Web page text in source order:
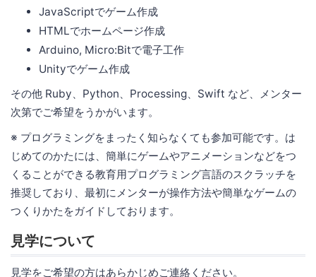
JavaScriptでゲーム作成
HTMLでホームページ作成
Arduino, Micro:Bitで電子工作
Unityでゲーム作成
その他 Ruby、Python、Processing、Swift など、メンター
次第でご希望をうかがいます。
※ プログラミングをまったく知らなくても参加可能です。は
じめてのかたには、簡単にゲームやアニメーションなどをつ
くることができる教育用プログラミング言語のスクラッチを
推奨しており、最初にメンターが操作方法や簡単なゲームの
つくりかたをガイドしております。
見学について
見学をご希望の方はあらかじめご連絡ください。